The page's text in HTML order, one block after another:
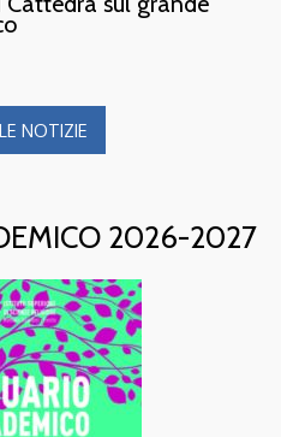
NOTIZIE
2026-2027